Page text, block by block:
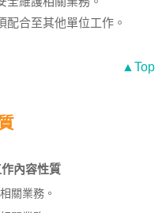
配合至其他單位工作。
▲Top
作內容性質
關業務。